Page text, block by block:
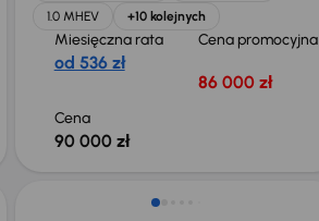
1.0 MHEV +10 kolejnych
Miesięczna rata
od 536 zł
Cena promocyjna
86 000 zł
Cena
90 000 zł